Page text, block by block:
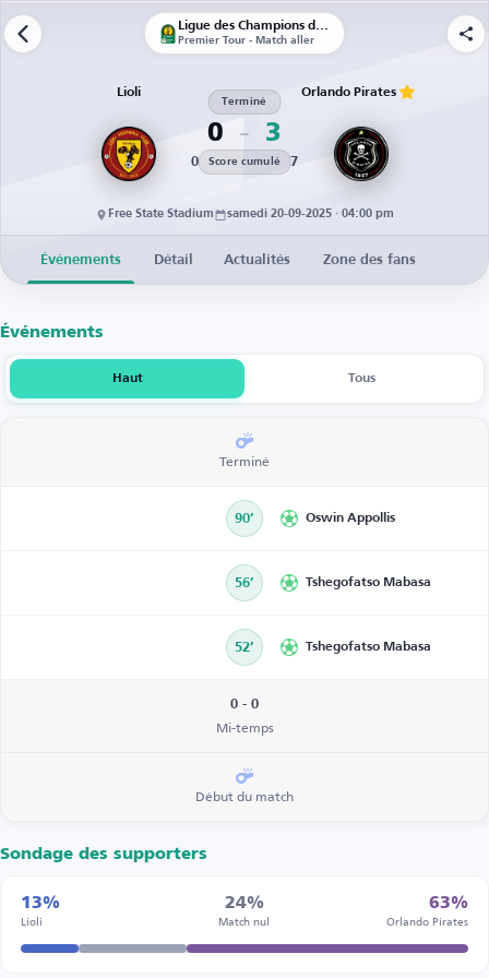
Ligue des Champions de la CAF | Qualifications
Premier Tour - Match aller
Lioli
0
Terminé
3
0 Score cumulé 7
Orlando Pirates
Free State Stadium samedi 20-09-2025 · 04:00 pm
Événements Détail Actualités Zone des fans
Événements
Haut Tous
Terminé
90’ Oswin Appollis
56’ Tshegofatso Mabasa
52’ Tshegofatso Mabasa
0 - 0
Mi-temps
Début du match
Sondage des supporters
13%
Lioli
24%
Match nul
63%
Orlando Pirates